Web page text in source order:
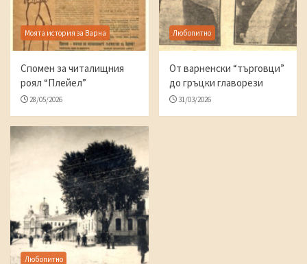
Моята история за Варна
Спомен за читалищния
роял “Плейел”
28/05/2026
Любопитно
От варненски “търговци”
до гръцки главорези
31/03/2026
Любопитно